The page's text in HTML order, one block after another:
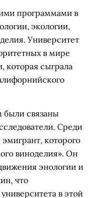
программами в
экологии,
Университет
в мире
которая сыграла
были связаны
Среди
которого
виноделия». Он
энологии и
что
в этой